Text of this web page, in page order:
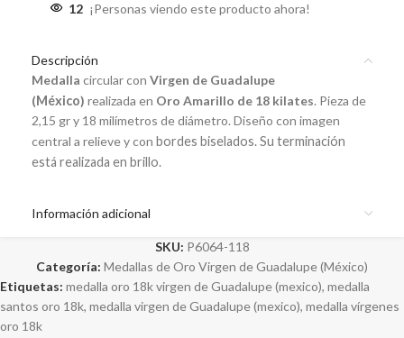
12 ¡Personas viendo este producto ahora!
Descripción
Medalla circularcon Virgen de Guadalupe
(México) realizada en Oro Amarillo de 18 kilates. Pieza de
2,15 gr y 18 milímetros de diámetro. Diseño con imagen
central a relieve y con bordes biselados. Su terminación
está realizada en brillo.
Información adicional
SKU: P6064-118
Categoría: Medallas de Oro Virgen de Guadalupe (México)
Etiquetas: medalla oro 18k virgen de Guadalupe (mexico), medalla
santos oro 18k, medalla virgen de Guadalupe (mexico), medalla vírgenes
oro 18k